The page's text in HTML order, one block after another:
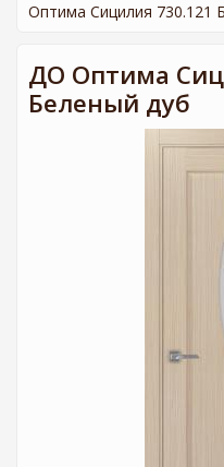
Оптима Сицилия 730.121
ДО Оптима
Беленый дуб